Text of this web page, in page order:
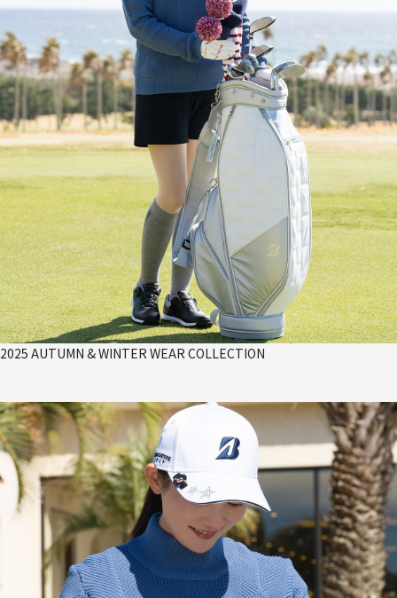
2025 AUTUMN & WINTER WEAR COLLECTION